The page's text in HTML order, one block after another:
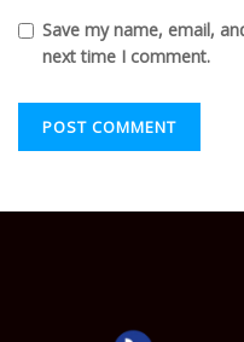
Save my name, email,
next time I comment.